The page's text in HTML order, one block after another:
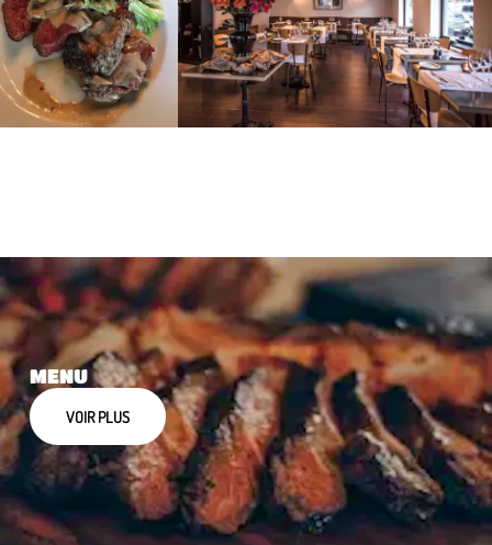
MENU
VOIR PLUS